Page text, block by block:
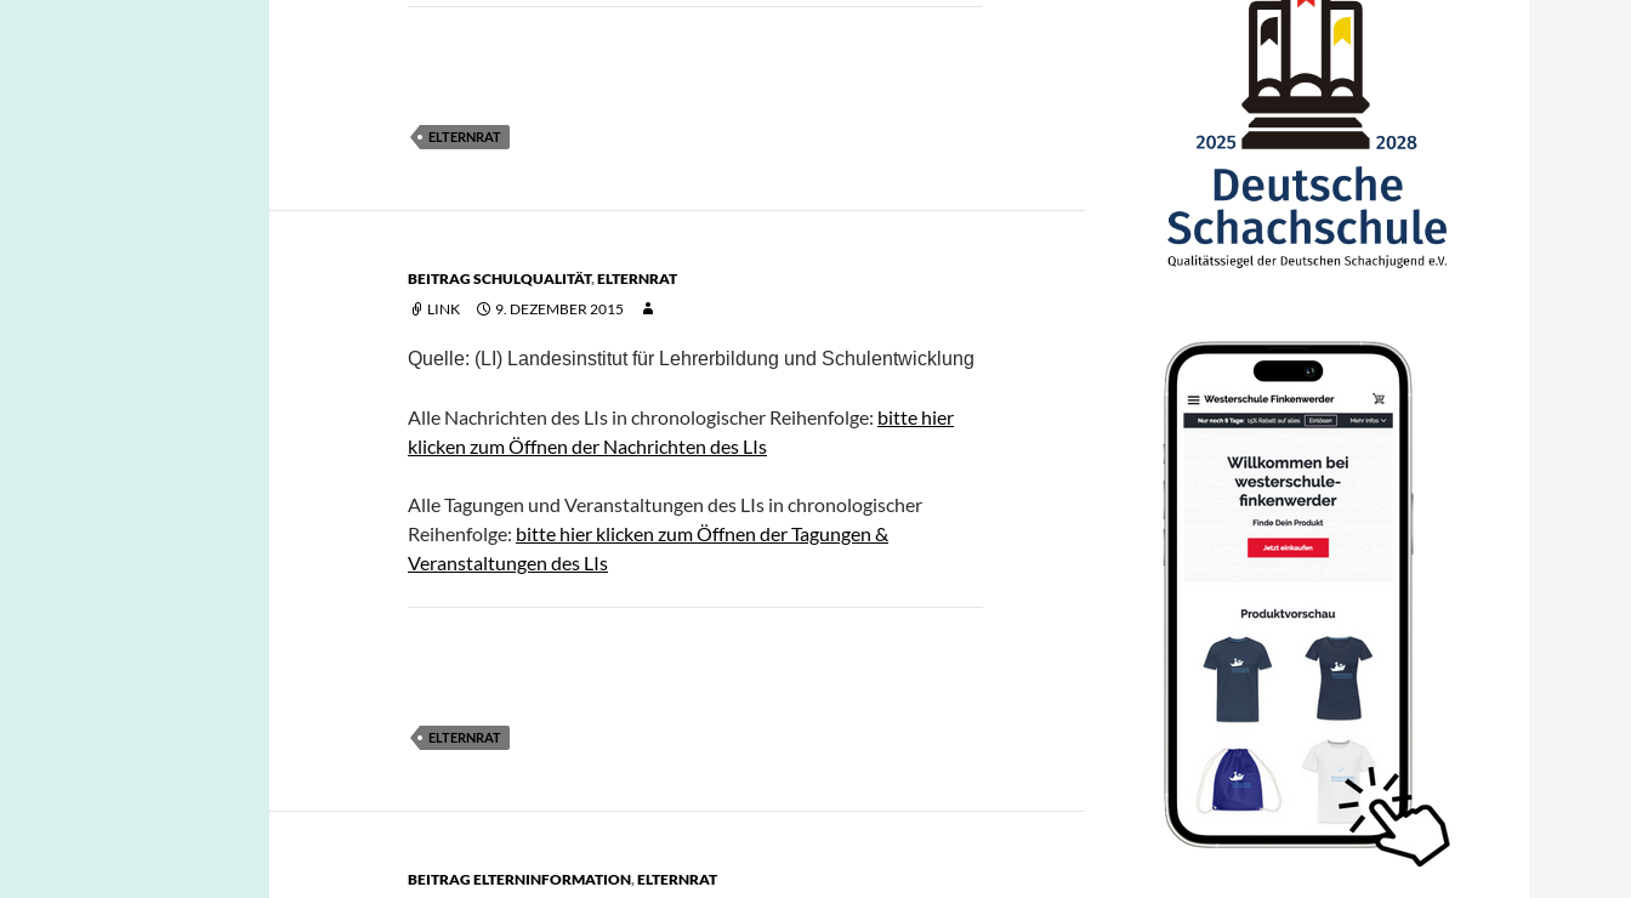
ELTERNRAT
BEITRAG SCHULQUALITÄT,ELTERNRAT
LINK
9. DEZEMBER 2015
Quelle: (LI) Landesinstitut für Lehrerbildung und Schulentwicklung
Alle Nachrichten des LIs in chronologischer Reihenfolge: bitte hier
klicken zum Öffnen der Nachrichten des LIs
Alle Tagungen und Veranstaltungen des LIs in chronologischer
Reihenfolge: bitte hier klicken zum Öffnen der Tagungen &
Veranstaltungen des LIs
ELTERNRAT
BEITRAG ELTERNINFORMATION,ELTERNRAT